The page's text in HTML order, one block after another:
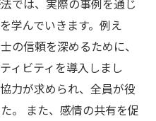
では、実際の事例を通じ
学んでいきます。例え
の信頼を深めるために、
ィビティを導入しまし
力が求められ、全員が役
。 また、感情の共有を促